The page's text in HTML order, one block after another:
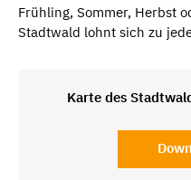
Frühling, Sommer, Herbst
Stadtwald lohnt sich zu
Karte des